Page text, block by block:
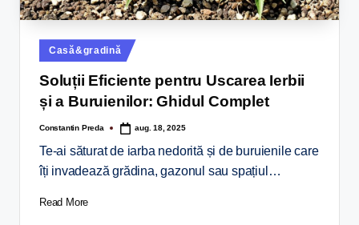
Casă&gradină
Soluții Eficiente pentru Uscarea Ierbii
și a Buruienilor: Ghidul Complet
Constantin Preda aug. 18, 2025
Te-ai săturat de iarba nedorită și de buruienile care
îți invadează grădina, gazonul sau spațiul…
Read More